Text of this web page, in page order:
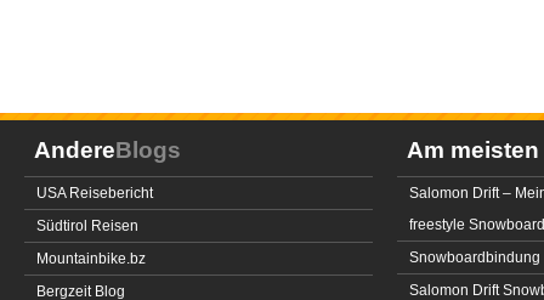
AndereBlogs
USA Reisebericht
Südtirol Reisen
Mountainbike.bz
Bergzeit Blog
Am meisten
Salomon Drift –
freestyle Snowboard
Snowboardbindung
Salomon Drift